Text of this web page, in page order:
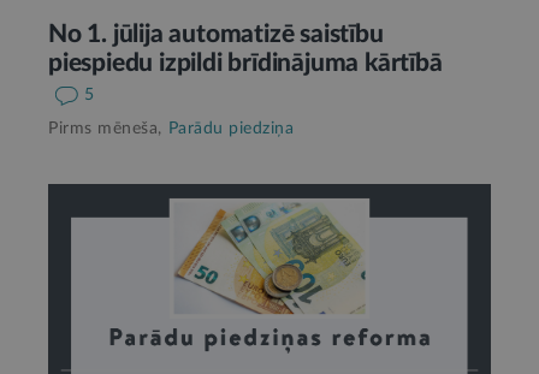
No 1. jūlija automatizē saistību
piespiedu izpildi brīdinājuma kārtībā
5
Pirms mēneša, Parādu piedziņa